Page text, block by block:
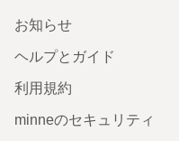
お知らせ
ヘルプとガイド
利用規約
minneのセキュリティ